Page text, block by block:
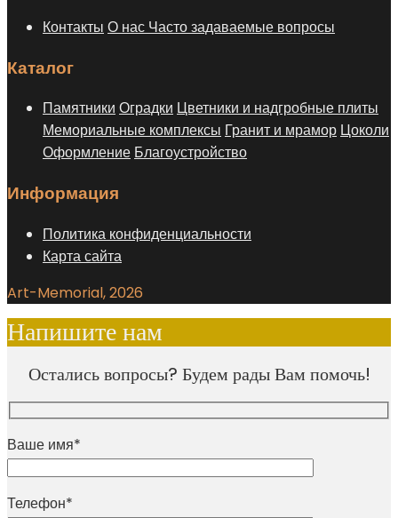
Контакты О нас Часто задаваемые вопросы
Каталог
Памятники Оградки Цветники и надгробные плиты
Мемориальные комплексы Гранит и мрамор Цоколи
Оформление Благоустройство
Информация
Политика конфиденциальности
Карта сайта
Art-Memorial, 2026
Напишите нам
Остались вопросы? Будем рады Вам помочь!
Ваше имя*
Телефон*